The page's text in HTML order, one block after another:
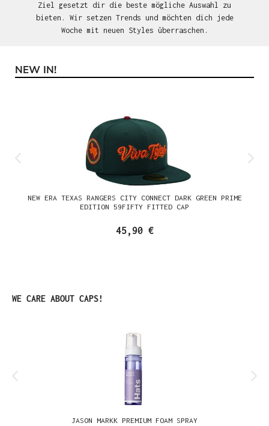
Ziel gesetzt dir die beste mögliche Auswahl zu
bieten. Wir setzen Trends und möchten dich jede
Woche mit neuen Styles überraschen.
Produktgalerie überspringen
NEW IN!
NEW ERA TEXAS RANGERS CITY CONNECT DARK GREEN PRIME
EDITION 59FIFTY FITTED CAP
45,90 €
Produktgalerie überspringen
WE CARE ABOUT CAPS!
JASON MARKK PREMIUM FOAM SPRAY